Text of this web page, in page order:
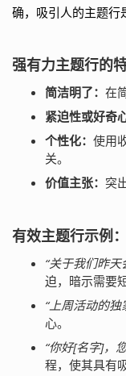
确，吸引人的主题行
强有力主题行的特
简洁明了： 在
紧迫性或好奇心
个性化： 使用
关。
价值主张： 突
有效主题行示例：
“关于我们昨天
迫，暗示需要
“上周活动的独
心。
“你好[名字]，
程，使其具有